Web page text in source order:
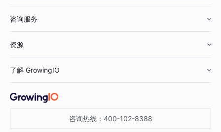
鞋服行业
汽车行业
金融行业
智能运营
获客分析
咨询服务
资源
增长公开课
增长博客
了解 GrowingIO
关于 GrowingIO
增长大会
咨询热线： 400-102-8388